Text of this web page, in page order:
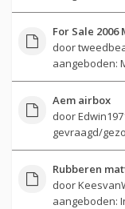
For Sale 2006
door
aangeboden:
Aem airbox
door
gevraagd/
Rubberen
door
aangeboden: